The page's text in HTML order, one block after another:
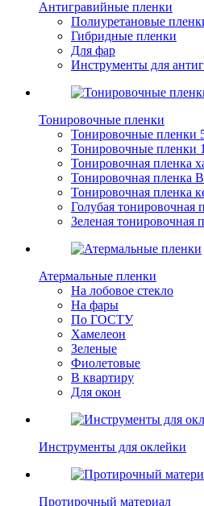
Антигравийные пленки
Полиуретановые
Гибридные пленки
Для фар
Инструменты для
Тонировочные пленки
Тонировочные пленки
Тонировочные пленки
Тонировочная пленка
Тонировочная пленка
Тонировочная пленка
Голубая тонировочная
Зеленая тонировочная
Атермальные пленки
На лобовое стекло
На фары
По ГОСТУ
Хамелеон
Зеленые
Фиолетовые
В квартиру
Для окон
Инструменты для оклейки
Протирочный материал